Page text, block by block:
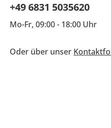
+49 6831 5035620
Mo-Fr, 09:00 - 18:00 Uhr
Oder über unser